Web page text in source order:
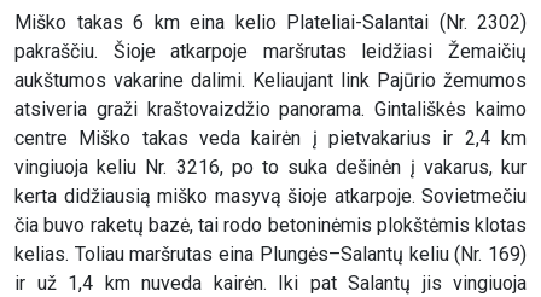
Miško takas 6 km eina kelio Plateliai-Salantai (Nr. 2302)
pakraščiu. Šioje atkarpoje maršrutas leidžiasi Žemaičių
aukštumos vakarine dalimi. Keliaujant link Pajūrio žemumos
atsiveria graži kraštovaizdžio panorama. Gintališkės kaimo
centre Miško takas veda kairėn į pietvakarius ir 2,4 km
vingiuoja keliu Nr. 3216, po to suka dešinėn į vakarus, kur
kerta didžiausią miško masyvą šioje atkarpoje. Sovietmečiu
čia buvo raketų bazė, tai rodo betoninėmis plokštėmis klotas
kelias. Toliau maršrutas eina Plungės–Salantų keliu (Nr. 169)
ir už 1,4 km nuveda kairėn. Iki pat Salantų jis vingiuoja